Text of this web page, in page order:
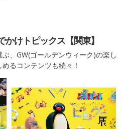
かけトピックス【関東】
、GW(ゴールデンウィーク)の楽し
るコンテンツも続々！